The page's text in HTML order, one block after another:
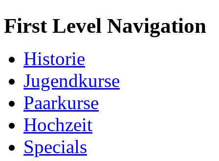
First Level Navigation
Historie
Jugendkurse
Paarkurse
Hochzeit
Specials